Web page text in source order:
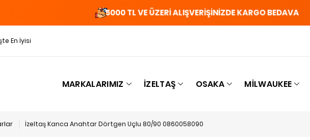
5000 TL VE ÜZERİ ALIŞVERİŞİNİZDE KARGO BEDAVA
En İyisi
MARKALARIMIZ İZELTAŞ OSAKA MILWAUKEE
İzeltaş Kanca Anahtar Dörtgen Uçlu 80/90 0860058090